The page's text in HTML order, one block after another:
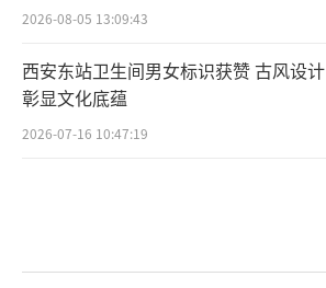
2026-08-05 13:09:43
西安东站卫生间男女标识获赞 古风设计
彰显文化底蕴
2026-07-16 10:47:19